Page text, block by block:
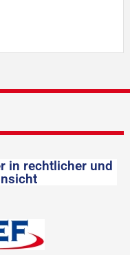
in rechtlicher und